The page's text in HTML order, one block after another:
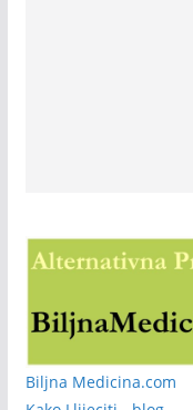
Biljna Medicina.com